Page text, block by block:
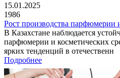
15.01.2025
1986
Рост производства парфюмерии
В Казахстане наблюдается
парфюмерии и косметических
ярких тенденций в отечественн
Подробнее